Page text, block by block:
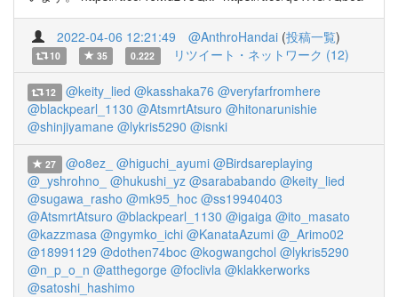
2022-04-06 12:21:49 @AnthroHandai (投稿一覧)
10 35 0.222 リツイート・ネットワーク (12)
12 @keity_lied @kasshaka76 @veryfarfromhere
@blackpearl_1130 @AtsmrtAtsuro @hitonarunishie
@shinjiyamane @lykris5290 @isnki
27 @o8ez_ @higuchi_ayumi @Birdsareplaying
@_yshrohno_
@hukushi_yz @sarababando @keity_lied
@sugawa_rasho @mk95_hoc @ss19940403
@AtsmrtAtsuro @blackpearl_1130 @igaiga @ito_masato
@kazzmasa @ngymko_ichi @KanataAzumi @_Arimo02
@18991129 @dothen74boc @kogwangchol @lykris5290
@n_p_o_n @atthegorge @foclivla @klakkerworks
@satoshi_hashimo